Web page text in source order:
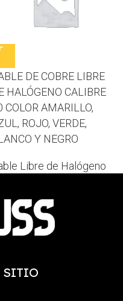
DE COBRE LIBRE
HALÓGENO CALIBRE
COLOR AMARILLO,
ROJO, VERDE,
Y NEGRO
Libre de Halógeno
SITIO